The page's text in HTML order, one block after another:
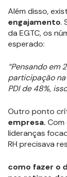
Além disso,
engajamento.
da EGTC, os
esperado:
“Pensando em
participação
PDI de 48%,
Outro ponto
empresa. Com
lideranças
RH precisava
como fazer o